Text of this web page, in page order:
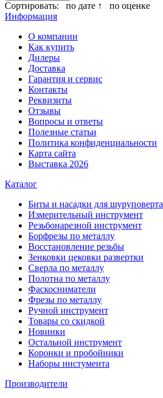
Сортировать: по дате ↑
по оценке
Информация
О компании
Как купить
Дилеры
Доставка
Гарантия и сервис
Контакты
Реквизиты
Отзывы
Вопросы и ответы
Полезные статьи
Политика конфиденциальности
Карта сайта
Выставка 2026
Каталог
Биты и насадки для шуруповерта
Измерительный инструмент
Резьбонарезной инструмент
Борфрезы по металлу
Восстановление резьбы
Зенковки цековки развертки
Сверла по металлу
Полотна по металлу
Фаскосниматели
Фрезы по металлу
Ручной инструмент
Товары со скидкой
Новинки
Остальной инструмент
Коронки и пробойники
Наборы инстумента
Производители